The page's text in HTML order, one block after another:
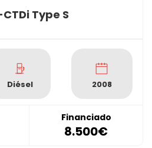
Type S
Diésel 2008
Financiado
8.500€